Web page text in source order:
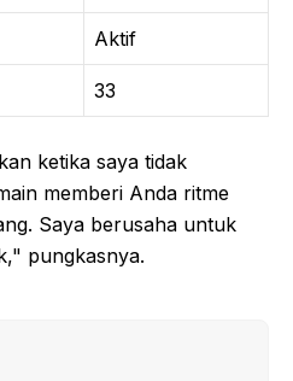
Aktif
33
ketika saya tidak
memberi Anda ritme
Saya berusaha untuk
pungkasnya.